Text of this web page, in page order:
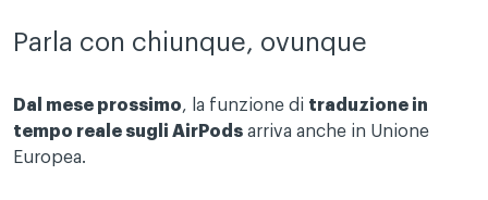
Parla con chiunque, ovunque
Dal mese prossimo, la funzione di traduzione in
tempo reale sugli AirPods arriva anche in Unione
Europea.